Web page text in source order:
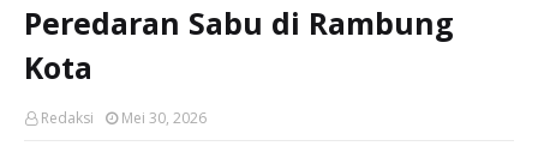
Peredaran Sabu di Rambung
Kota
Redaksi Mei 30, 2026